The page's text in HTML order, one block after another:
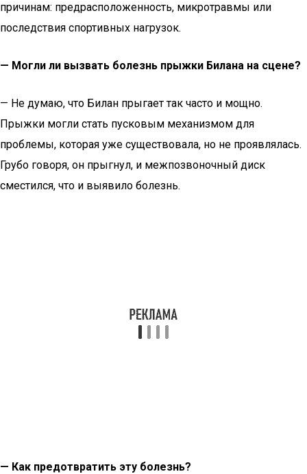
причинам: предрасположенность, микротравмы или
последствия спортивных нагрузок.
— Могли ли вызвать болезнь прыжки Билана на сцене?
— Не думаю, что Билан прыгает так часто и мощно.
Прыжки могли стать пусковым механизмом для
проблемы, которая уже существовала, но не проявлялась.
Грубо говоря, он прыгнул, и межпозвоночный диск
сместился, что и выявило болезнь.
— Как предотвратить эту болезнь?